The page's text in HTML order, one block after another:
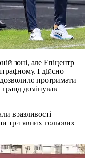
зоні, але Епіцентр
І дійсно –
протримати
домінував
вразливості
три явних гольових